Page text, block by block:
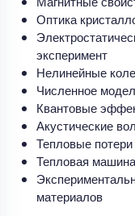
Оптика
эксперимент
Нелинейные
Численное
Квантовые
Акустические
Тепловые
Тепловая
материалов